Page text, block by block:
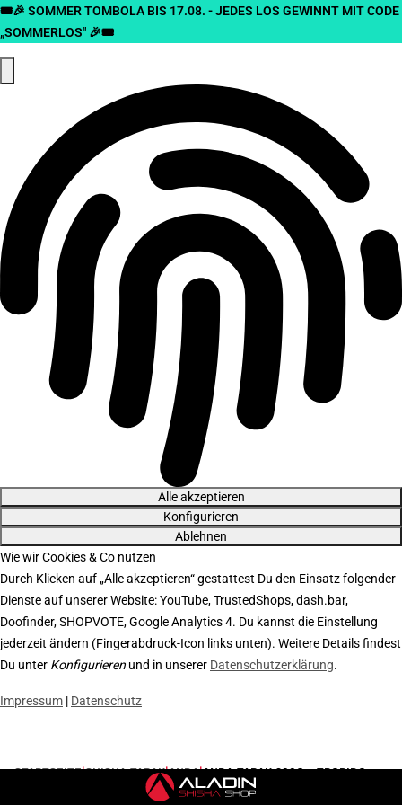
🎟️🎉 SOMMER TOMBOLA BIS 17.08. - JEDES LOS GEWINNT MIT CODE
„SOMMERLOS" 🎉🎟️
Alle akzeptieren
Konfigurieren
Ablehnen
Wie wir Cookies & Co nutzen
Durch Klicken auf „Alle akzeptieren“ gestattest Du den Einsatz folgender
Dienste auf unserer Website: YouTube, TrustedShops, dash.bar,
Doofinder, SHOPVOTE, Google Analytics 4. Du kannst die Einstellung
jederzeit ändern (Fingerabdruck-Icon links unten). Weitere Details findest
Du unter Konfigurieren und in unserer Datenschutzerklärung.
Impressum | Datenschutz
STARTSEITE SHISHA TABAK ANDA ANDA TABAK 200G - TROPIDO